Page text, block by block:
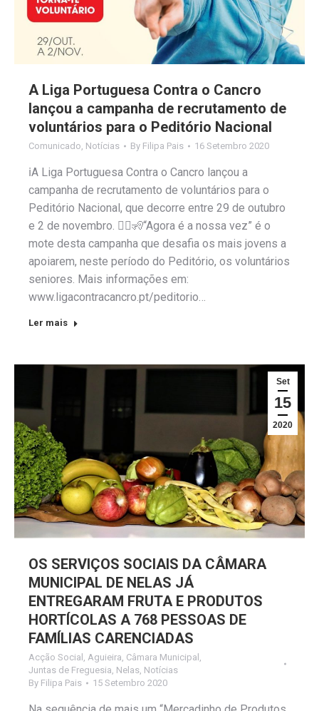
A Liga Portuguesa Contra o Cancro
lançou a campanha de recrutamento de
voluntários para o Peditório Nacional
Comunicado Notícias By Filipa Pais 16 Setembro 2020
ℹ️A Liga Portuguesa Contra o Cancro lançou a
campanha de recrutamento de voluntários para o
Peditório Nacional, que decorre entre 29 de outubro
e 2 de novembro. 🙋‍♂️🧏“Agora é a nossa vez” é o
mote desta campanha que desafia os mais jovens a
apoiarem, neste período do Peditório, os voluntários
seniores. Mais informações em:
www.ligacontracancro.pt/peditorio…
Ler mais
Set
15
2020
OS SERVIÇOS SOCIAIS DA CÂMARA
MUNICIPAL DE NELAS JÁ
ENTREGARAM FRUTA E PRODUTOS
HORTÍCOLAS A 768 PESSOAS DE
FAMÍLIAS CARENCIADAS
Acção Social , Aguieira, Câmara Municipal ,
Juntas de Freguesia, Nelas, Notícias
By Filipa Pais 15 Setembro 2020